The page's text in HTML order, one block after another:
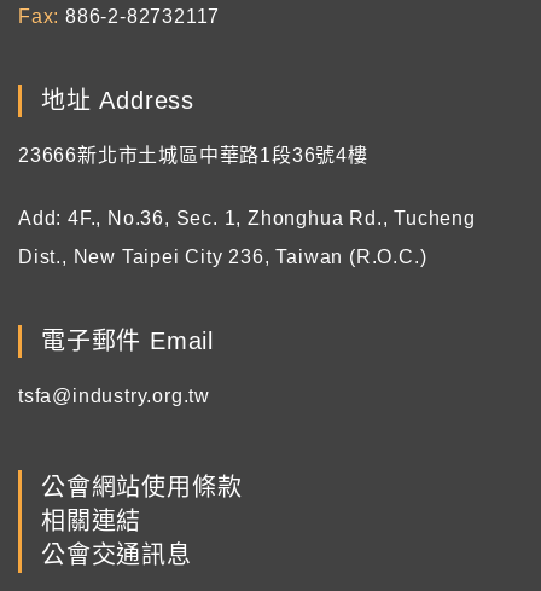
Fax 886-2-82732117
地址 Address
23666新北市土城區中華路1段36號4樓
Add: 4F., No.36, Sec. 1, Zhonghua Rd., Tucheng
Dist., New Taipei City 236, Taiwan (R.O.C.)
電子郵件 Email
tsfa@industry.org.tw
公會網站使用條款
相關連結
公會交通訊息